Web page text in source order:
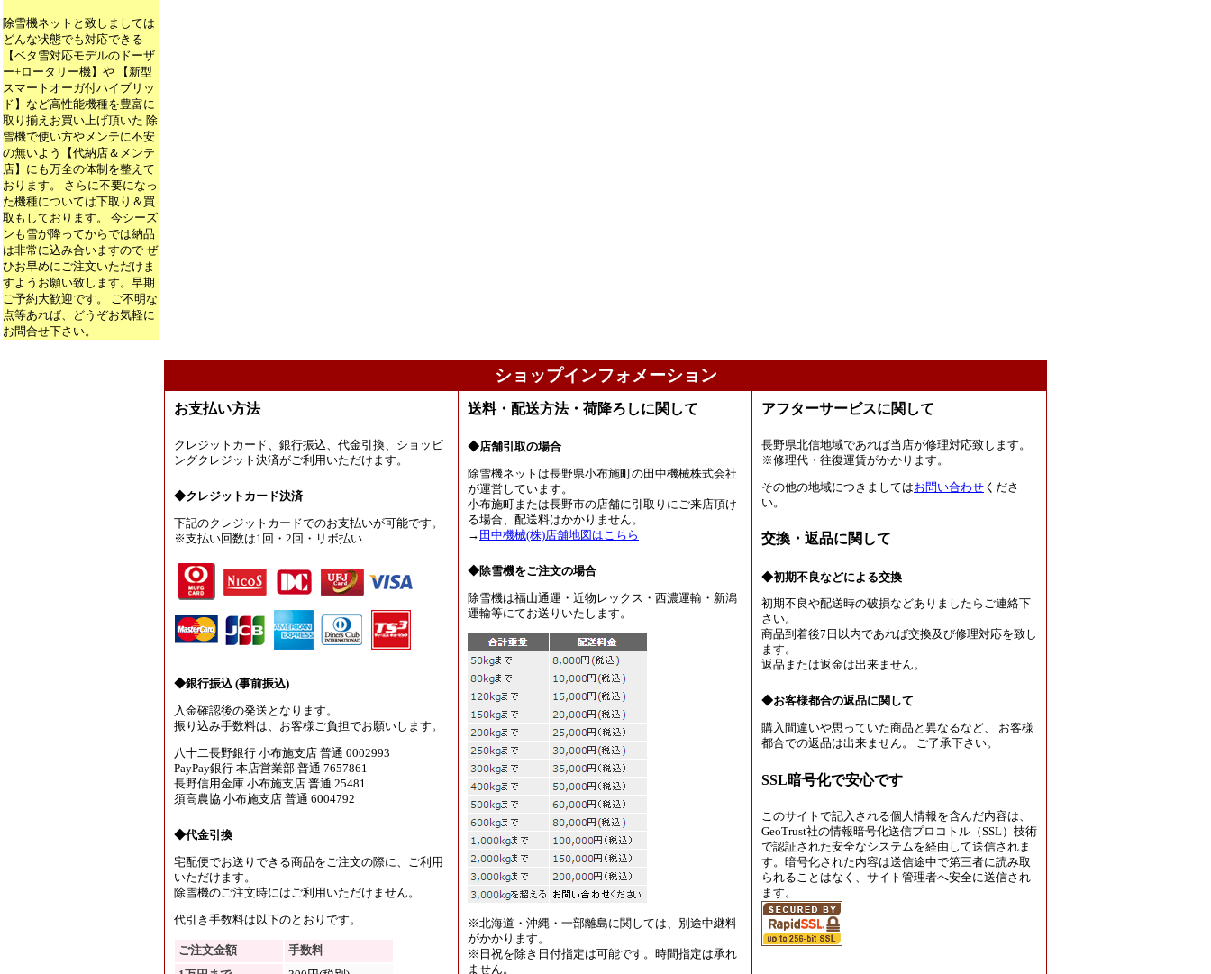
除雪機ネットと致しましては
どんな状態でも対応できる
【ベタ雪対応モデルのドーザ
ー+ロータリー機】や 【新型
スマートオーガ付ハイブリッ
ド】など高性能機種を豊富に
取り揃えお買い上げ頂いた 除
雪機で使い方やメンテに不安
の無いよう【代納店＆メンテ
店】にも万全の体制を整えて
おります。 さらに不要になっ
た機種については下取り＆買
取もしております。 今シーズ
ンも雪が降ってからでは納品
は非常に込み合いますので ぜ
ひお早めにご注文いただけま
すようお願い致します。早期
ご予約大歓迎です。 ご不明な
点等あれば、どうぞお気軽に
お問合せ下さい。
ショップインフォメーション
お支払い方法
クレジットカード、銀行振込、代金引換、ショッピ
ングクレジット決済がご利用いただけます。
◆クレジットカード決済
下記のクレジットカードでのお支払いが可能です。
※支払い回数は1回・2回・リボ払い
◆銀行振込 (事前振込)
入金確認後の発送となります。
振り込み手数料は、お客様ご負担でお願いします。
八十二長野銀行 小布施支店 普通 0002993
PayPay銀行 本店営業部 普通 7657861
長野信用金庫 小布施支店 普通 25481
須高農協 小布施支店 普通 6004792
◆代金引換
宅配便でお送りできる商品をご注文の際に、ご利用
いただけます。
除雪機のご注文時にはご利用いただけません。
代引き手数料は以下のとおりです。
ご注文金額
手数料
送料・配送方法・荷降ろしに関して
◆店舗引取の場合
除雪機ネットは長野県小布施町の田中機械株式会社
が運営しています。
小布施町または長野市の店舗に引取りにご来店頂け
る場合、配送料はかかりません。
→ 田中機械(株)店舗地図はこちら
◆除雪機をご注文の場合
除雪機は福山通運・近物レックス・西濃運輸・新潟
運輸等にてお送りいたします。
※北海道・沖縄・一部離島に関しては、別途中継料
がかかります。
※日祝を除き日付指定は可能です。時間指定は承れ
ません。
アフターサービスに関して
長野県北信地域であれば当店が修理対応致します。
※修理代・往復運賃がかかります。
その他の地域につきましてはお問い合わせ くださ
い。
交換・返品に関して
◆初期不良などによる交換
初期不良や配送時の破損などありましたらご連絡下
さい。
商品到着後7日以内であれば交換及び修理対応を致し
ます。
返品または返金は出来ません。
◆お客様都合の返品に関して
購入間違いや思っていた商品と異なるなど、 お客様
都合での返品は出来ません。 ご了承下さい。
SSL暗号化で安心です
このサイトで記入される個人情報を含んだ内容は、
GeoTrust社の情報暗号化送信プロコトル（SSL）技術
で認証された安全なシステムを経由して送信されま
す。暗号化された内容は送信途中で第三者に読み取
られることはなく、サイト管理者へ安全に送信され
ます。